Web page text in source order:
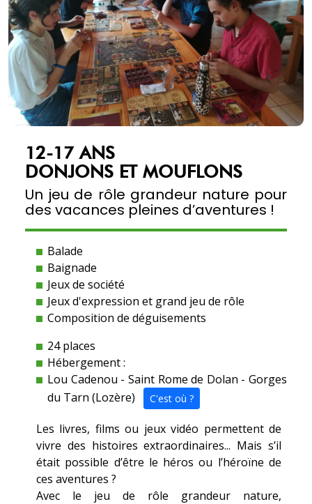
12-17 ANS
DONJONS ET MOUFLONS
Un jeu de rôle grandeur nature pour
des vacances pleines d’aventures !
Balade
Baignade
Jeux de société
Jeux d'expression et grand jeu de rôle
Composition de déguisements
24 places
Hébergement :
Lou Cadenou - Saint Rome de Dolan - Gorges
du Tarn (Lozère)
C'est où ?
Les livres, films ou jeux vidéo permettent de
vivre des histoires extraordinaires... Mais s’il
était possible d’être le héros ou l’héroïne de
ces aventures ?
Avec le jeu de rôle grandeur nature,